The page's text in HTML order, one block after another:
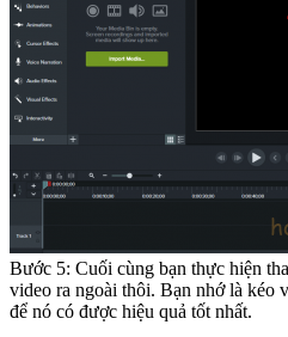
Bước 5: Cuối cùng bạn thực hiện
video ra ngoài thôi. Bạn nhớ là kéo
để nó có được hiệu quả tốt nhất.